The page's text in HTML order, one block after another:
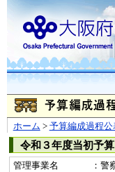
ホーム > 予算編成過程公
令和３年度当初予
管理事業名
：警